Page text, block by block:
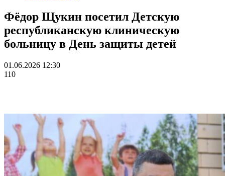
Фёдор Щукин посетил Детскую
республиканскую клиническую
больницу в День защиты детей
01.06.2026 12:30
110